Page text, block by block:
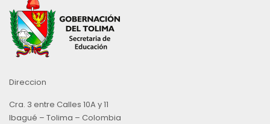
Direccion
Cra. 3 entre Calles 10A y 11
Ibagué – Tolima – Colombia